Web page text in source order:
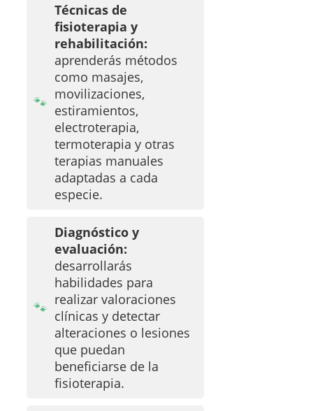
Técnicas de
fisioterapia y
rehabilitación:
aprenderás métodos
como masajes,
movilizaciones,
estiramientos,
electroterapia,
termoterapia y otras
terapias manuales
adaptadas a cada
especie.
Diagnóstico y
evaluación:
desarrollarás
habilidades para
realizar valoraciones
clínicas y detectar
alteraciones o lesiones
que puedan
beneficiarse de la
fisioterapia.